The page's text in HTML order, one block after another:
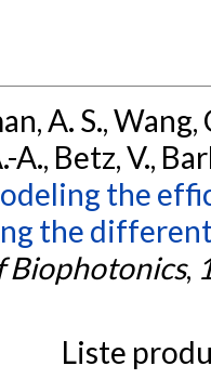
A. S., Wang,
A., Betz, V.,
the
the
Biophotonics,
Liste